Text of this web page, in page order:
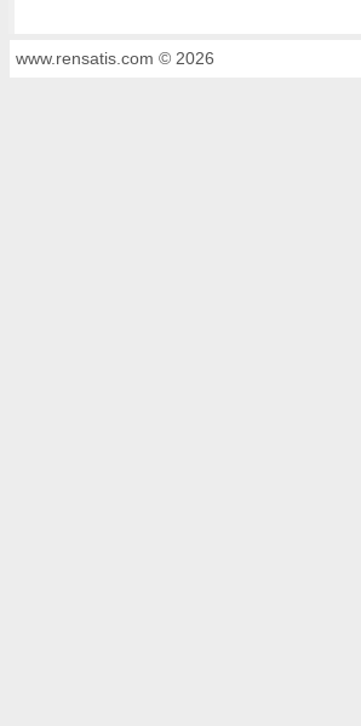
www.rensatis.com © 2026